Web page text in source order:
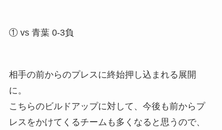
① vs 青葉 0-3負
相手の前からのプレスに終始押し込まれる展開
に。
こちらのビルドアップに対して、今後も前からプ
レスをかけてくるチームも多くなると思うので、